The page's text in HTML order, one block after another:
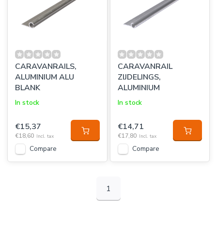
CARAVANRAILS,
ALUMINIUM ALU
BLANK
In stock
€15,37
€18,60 Incl. tax
Compare
CARAVANRAIL
ZIJDELINGS,
ALUMINIUM
In stock
€14,71
€17,80 Incl. tax
Compare
1